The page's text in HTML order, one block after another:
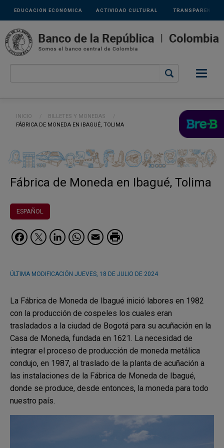
Pasar al contenido principal
Links
secundarios
ACTIVIDAD CULTURAL
EDUCACIÓN ECONÓMICA TRANSPARENCIA
Ruta de navegación
INICIO
BILLETES Y MONEDAS
CURRENT:
FÁBRICA DE MONEDA EN IBAGUÉ, TOLIMA
Fábrica de Moneda en Ibagué, Tolima
ESPAÑOL
Facebook
Twitter
LinkedIn
WhatsApp
Email
ÚLTIMA MODIFICACIÓN JUEVES, 18 DE JULIO DE 2024
La Fábrica de Moneda de Ibagué inició labores en 1982
con la producción de cospeles los cuales eran
trasladados a la ciudad de Bogotá para su acuñación en la
Casa de Moneda, fundada en 1621. La necesidad de
integrar el proceso de producción de moneda metálica
condujo, en 1987, al traslado de la planta de acuñación a
las instalaciones de la Fábrica de Moneda de Ibagué,
donde se produce, desde entonces, la moneda para todo
nuestro país.